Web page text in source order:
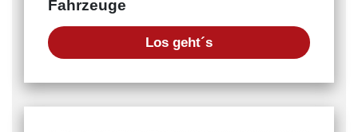
Fahrzeuge
Los geht´s